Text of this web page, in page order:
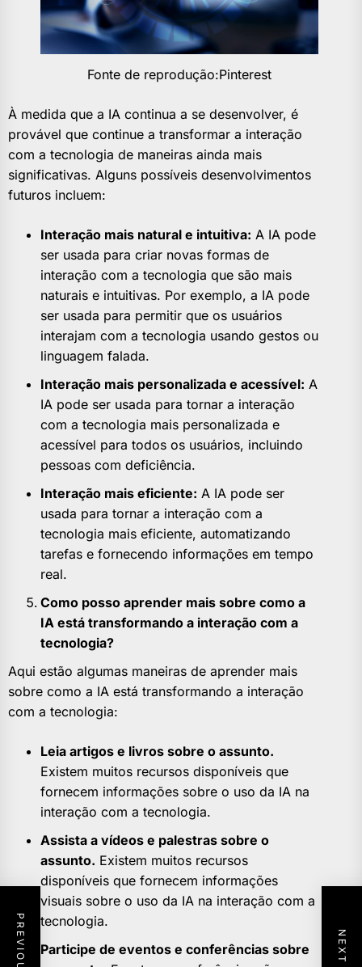
Fonte de reprodução:Pinterest
À medida que a IA continua a se desenvolver, é
provável que continue a transformar a interação
com a tecnologia de maneiras ainda mais
significativas. Alguns possíveis desenvolvimentos
futuros incluem:
Interação mais natural e intuitiva: A IA pode
ser usada para criar novas formas de
interação com a tecnologia que são mais
naturais e intuitivas. Por exemplo, a IA pode
ser usada para permitir que os usuários
interajam com a tecnologia usando gestos ou
linguagem falada.
Interação mais personalizada e acessível: A
IA pode ser usada para tornar a interação
com a tecnologia mais personalizada e
acessível para todos os usuários, incluindo
pessoas com deficiência.
Interação mais eficiente: A IA pode ser
usada para tornar a interação com a
tecnologia mais eficiente, automatizando
tarefas e fornecendo informações em tempo
real.
Como posso aprender mais sobre como a
IA está transformando a interação com a
tecnologia?
Aqui estão algumas maneiras de aprender mais
sobre como a IA está transformando a interação
com a tecnologia:
Leia artigos e livros sobre o assunto.
Existem muitos recursos disponíveis que
fornecem informações sobre o uso da IA na
interação com a tecnologia.
Assista a vídeos e palestras sobre o
assunto. Existem muitos recursos
disponíveis que fornecem informações
visuais sobre o uso da IA na interação com a
tecnologia.
Participe de eventos e conferências sobre